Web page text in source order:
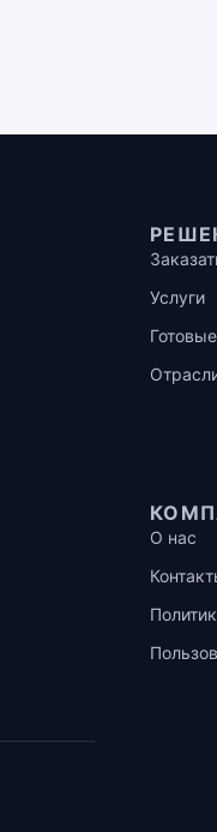
Услуги
О нас